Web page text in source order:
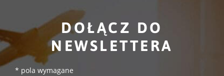
DOŁĄCZ DO
NEWSLETTERA
* pola wymagane